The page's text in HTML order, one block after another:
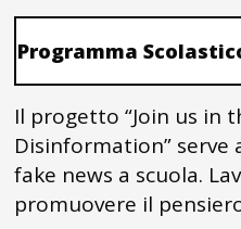
Programma
Il progetto “Join us in
Disinformation” serve
fake news a scuola.
promuovere il